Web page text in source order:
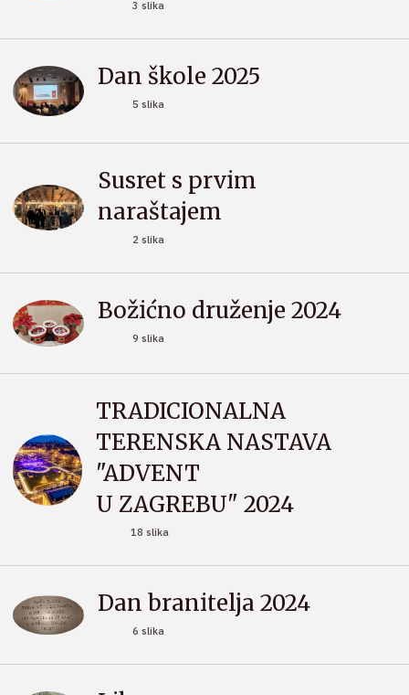
3 slika
Dan škole 2025
5 slika
Susret s prvim
naraštajem
2 slika
Božićno druženje 2024
9 slika
TRADICIONALNA
TERENSKA NASTAVA
"ADVENT
U ZAGREBU" 2024
18 slika
Dan branitelja 2024
6 slika